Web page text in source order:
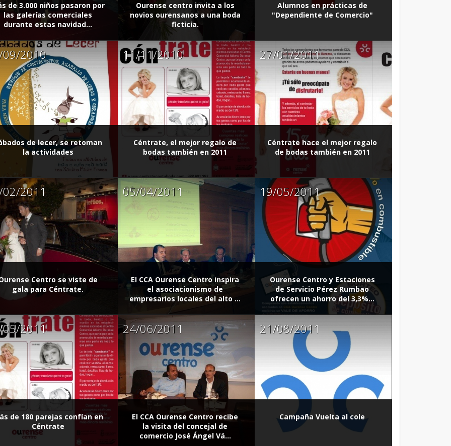
de 3.000 niños pasaron por
las galerías comerciales
durante estas navidad...
Ourense centro invita a los
novios ourensanos a una boda
ficticia.
Alumnos en prácticas de
"Dependiente de Comercio"
2010
de lecer, se retoman
la actividades
11/11/2010
Céntrate, el mejor regalo de
bodas también en 2011
27/01/2011
Céntrate hace el mejor regalo
de bodas también en 2011
2011
Centro se viste de
gala para Céntrate.
05/04/2011
El CCA Ourense Centro inspira
el asociacionismo de
empresarios locales del alto ...
19/05/2011
Ourense Centro y Estaciones
de Servicio Pérez Rumbao
ofrecen un ahorro del 3,3%...
2011
de 180 parejas confían en
Céntrate
24/06/2011
El CCA Ourense Centro recibe
la visita del concejal de
comercio José Ángel Vá...
21/08/2011
Campaña Vuelta al cole